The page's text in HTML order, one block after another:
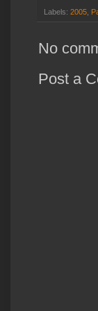
Labels: 2005,
No
Post a